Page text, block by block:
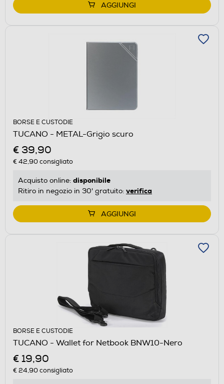
AGGIUNGI
BORSE E CUSTODIE
TUCANO - METAL-Grigio scuro
€ 39,90
€ 42,90consigliato
Acquisto online: disponibile
Ritiro in negozio in 30' gratuito: verifica
AGGIUNGI
BORSE E CUSTODIE
TUCANO - Wallet for Netbook BNW10-Nero
€ 19,90
€ 24,90consigliato